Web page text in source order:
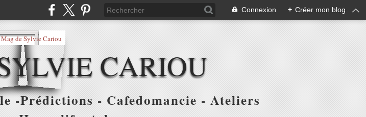
Connexion + Créer mon blog
CARIOU
-Prédictions - Cafedomancie - Ateliers